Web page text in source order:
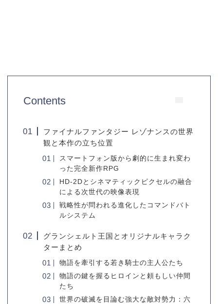
Contents
ファイナルファンタジー レゾナンスの世界
観と本作の立ち位置
スマートフォン版から劇的に生まれ変わ
った完全新作RPG
HD-2Dとシネマティックピクセルの融合
による次世代の映像表現
戦略性が問われる進化したコマンドバト
ルシステム
グランシェルト王国とオリジナルキャラク
ターまとめ
物語を牽引する若き騎士の主人公たち
物語の鍵を握るヒロインと頼もしい仲間
たち
世界の破滅を目論む強大な敵対勢力：六